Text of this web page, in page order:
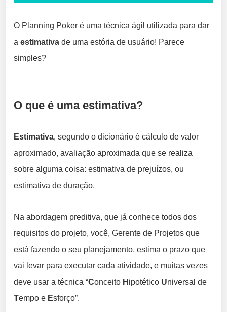
O Planning Poker é uma técnica ágil utilizada para dar
a estimativa de uma estória de usuário! Parece
simples?
O que é uma estimativa?
Estimativa, segundo o dicionário é cálculo de valor
aproximado, avaliação aproximada que se realiza
sobre alguma coisa: estimativa de prejuízos, ou
estimativa de duração.
Na abordagem preditiva, que já conhece todos dos
requisitos do projeto, você, Gerente de Projetos que
está fazendo o seu planejamento, estima o prazo que
vai levar para executar cada atividade, e muitas vezes
deve usar a técnica “Conceito H ipotético Universal de
Tempo e Esforço”.